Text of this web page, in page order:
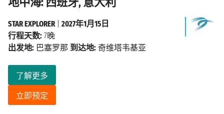
了解更多
立即预定
STAR EXPLORER
2027年1月15日
行程天数: 7晚
出发地: 巴塞罗那 到达地: 奇维塔韦基亚